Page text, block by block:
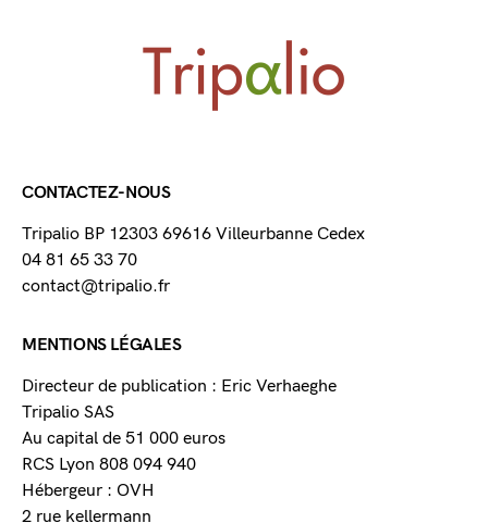
CONTACTEZ-NOUS
Tripalio BP 12303 69616 Villeurbanne Cedex
04 81 65 33 70
contact@tripalio.fr
MENTIONS LÉGALES
Directeur de publication : Eric Verhaeghe
Tripalio SAS
Au capital de 51 000 euros
RCS Lyon 808 094 940
Hébergeur : OVH
2 rue kellermann